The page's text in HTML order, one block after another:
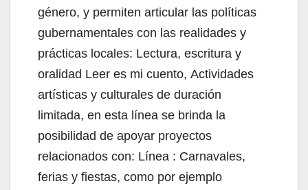
género, y permiten articular las políticas
gubernamentales con las realidades y
prácticas locales: Lectura, escritura y
oralidad Leer es mi cuento, Actividades
artísticas y culturales de duración
limitada, en esta línea se brinda la
posibilidad de apoyar proyectos
relacionados con: Línea : Carnavales,
ferias y fiestas, como por ejemplo